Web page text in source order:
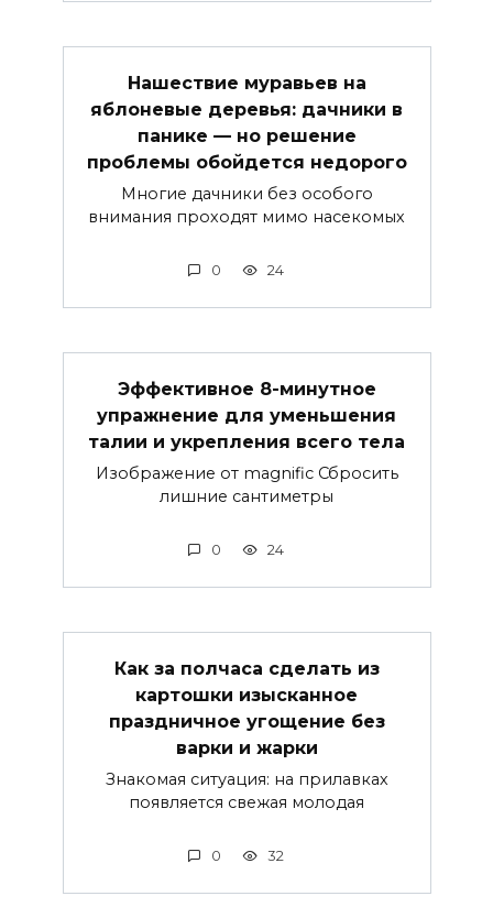
Нашествие муравьев на
яблоневые деревья: дачники в
панике — но решение
проблемы обойдется недорого
Многие дачники без особого
внимания проходят мимо насекомых
0 24
Эффективное 8-минутное
упражнение для уменьшения
талии и укрепления всего тела
Изображение от magnific Сбросить
лишние сантиметры
0 24
Как за полчаса сделать из
картошки изысканное
праздничное угощение без
варки и жарки
Знакомая ситуация: на прилавках
появляется свежая молодая
0 32